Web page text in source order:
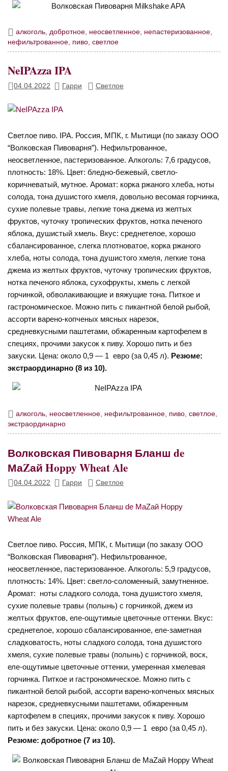
алкоголь добротное неосветленное непастеризованное
нефильтрованное, пиво,светлое
NeIPAzza IPA
04.04.2022 Гарри Светлое
Светлое пиво. IPA. Россия, МПК, г. Мытищи (по заказу ООО
“Волковская Пивоварня”). Нефильтрованное,
неосветленное, пастеризованное. Алкоголь: 7,6 градусов,
плотность: 18%. Цвет: бледно-бежевый, светло-
коричневатый, мутное. Аромат: корка ржаного хлеба, ноты
солода, тона душистого хмеля, довольно весомая горчинка,
сухие полевые травы, легкие тона джема из желтых
фруктов, чуточку тропических фруктов, нотка печеного
яблока, душистый хмель. Вкус: среднетелое, хорошо
сбалансированное, слегка плотноватое, корка ржаного
хлеба, ноты солода, тона душистого хмеля, легкие тона
джема из желтых фруктов, чуточку тропических фруктов,
нотка печеного яблока, сухофрукты, хмель с легкой
горчинкой, обволакивающие и вяжущие тона. Питкое и
гастрономическое. Можно пить с пикантной белой рыбой,
ассорти варено-копченых мясных нарезок,
средневкусными паштетами, обжаренным картофелем в
специях, прочими закусок к пиву. Хорошо пить и без
закуски. Цена: около 0,9 — 1 евро (за 0,45 л). Резюме:
экстраординарно (8 из 10).
алкоголь, неосветленное, нефильтрованное, пиво,светлое,
экстраординарно
Волковская Пивоварня Бланш de
МаZай Hoppy Wheat Ale
04.04.2022 Гарри Светлое
Светлое пиво. Россия, МПК, г. Мытищи (по заказу ООО
“Волковская Пивоварня”). Нефильтрованное,
неосветленное, пастеризованное. Алкоголь: 5,9 градусов,
плотность: 14%. Цвет: светло-соломенный, замутненное.
Аромат: ноты сладкого солода, тона душистого хмеля,
сухие полевые травы (полынь) с горчинкой, джем из
желтых фруктов, еле-ощутимые цветочные оттенки. Вкус:
среднетелое, хорошо сбалансированное, еле-заметная
сладковатость, ноты сладкого солода, тона душистого
хмеля, сухие полевые травы (полынь) с горчинкой, воск,
еле-ощутимые цветочные оттенки, умеренная хмелевая
горчинка. Питкое и гастрономическое. Можно пить с
пикантной белой рыбой, ассорти варено-копченых мясных
нарезок, средневкусными паштетами, обжаренным
картофелем в специях, прочими закусок к пиву. Хорошо
пить и без закуски. Цена: около 0,9 — 1 евро (за 0,45 л).
Резюме: добротное (7 из 10).